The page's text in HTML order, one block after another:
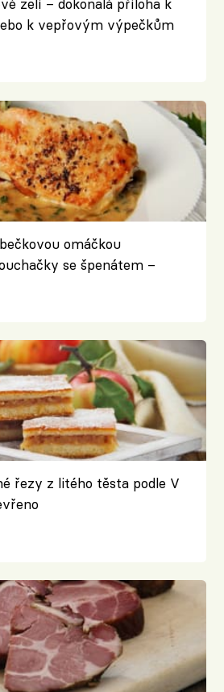
zelí – dokonalá příloha k
k vepřovým výpečkům
omáčkou
se špenátem –
s aroatickou bylinkou v
řezy z litého těsta podle V